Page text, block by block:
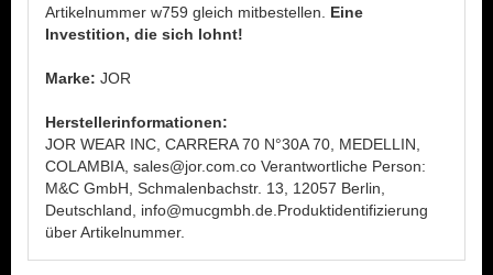
Artikelnummer w759 gleich mitbestellen. Eine
Investition, die sich lohnt!
Marke: JOR
Herstellerinformationen:
JOR WEAR INC, CARRERA 70 N°30A 70, MEDELLIN,
COLAMBIA, sales@jor.com.co Verantwortliche Person:
M&C GmbH, Schmalenbachstr. 13, 12057 Berlin,
Deutschland, info@mucgmbh.de.Produktidentifizierung
über Artikelnummer.